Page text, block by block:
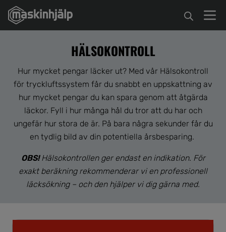
HÄLSOKONTROLL
Hur mycket pengar läcker ut? Med vår Hälsokontroll
för tryckluftssystem får du snabbt en uppskattning av
hur mycket pengar du kan spara genom att åtgärda
läckor. Fyll i hur många hål du tror att du har och
ungefär hur stora de är. På bara några sekunder får du
en tydlig bild av din potentiella årsbesparing.
OBS!Hälsokontrollen ger endast en indikation. För
exakt beräkning rekommenderar vi en professionell
läcksökning – och den hjälper vi dig gärna med.